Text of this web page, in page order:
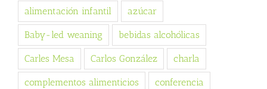
alimentación infantil azúcar
Baby-led weaning bebidas alcohólicas
Carles Mesa Carlos González charla
complementos alimenticios conferencia